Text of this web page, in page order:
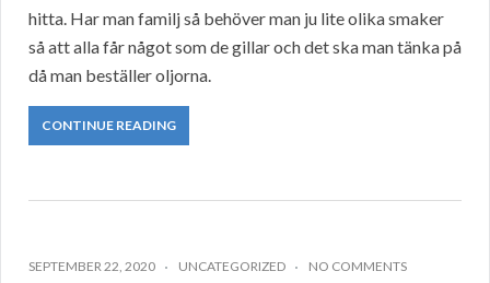
hitta. Har man familj så behöver man ju lite olika smaker
så att alla får något som de gillar och det ska man tänka på
då man beställer oljorna.
CONTINUE READING
SEPTEMBER 22, 2020 UNCATEGORIZED NO COMMENTS